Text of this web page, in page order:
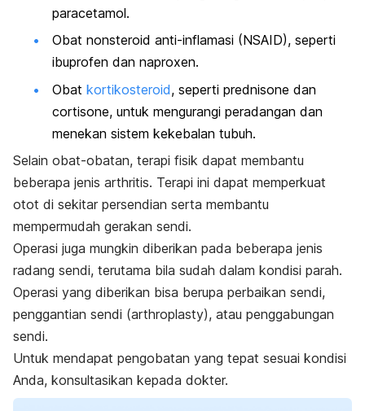
paracetamol.
Obat nonsteroid anti-inflamasi (NSAID), seperti
ibuprofen dan naproxen.
Obat kortikosteroid, seperti prednisone dan
cortisone, untuk mengurangi peradangan dan
menekan sistem kekebalan tubuh.
Selain obat-obatan, terapi fisik dapat membantu
beberapa jenis arthritis. Terapi ini dapat memperkuat
otot di sekitar persendian serta membantu
mempermudah gerakan sendi.
Operasi juga mungkin diberikan pada beberapa jenis
radang sendi, terutama bila sudah dalam kondisi parah.
Operasi yang diberikan bisa berupa perbaikan sendi,
penggantian sendi (arthroplasty), atau penggabungan
sendi.
Untuk mendapat pengobatan yang tepat sesuai kondisi
Anda, konsultasikan kepada dokter.